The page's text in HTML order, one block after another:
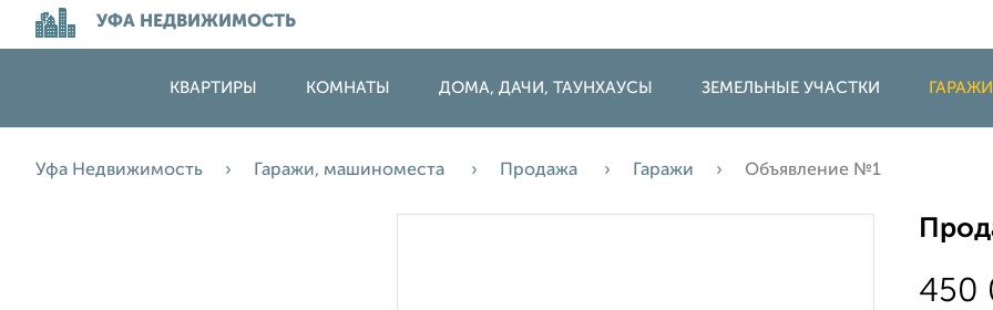
УФА НЕДВИЖИМОСТЬ
КВАРТИРЫ КОМНАТЫ ДОМА, ДАЧИ, ТАУНХАУСЫ ЗЕМЕЛЬНЫЕ УЧАСТКИ
Уфа Недвижимость Гаражи, машиноместа Продажа Гаражи Объявление №1
450